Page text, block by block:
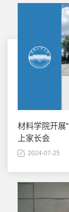
材料学院开展
上家长会
2024-07-25